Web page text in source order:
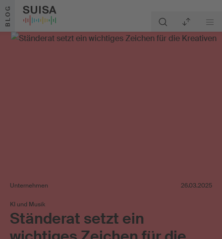
Zum Inhalt springen
BLOG
Unternehmen 26.03.2025
KI und Musik
Ständerat setzt ein